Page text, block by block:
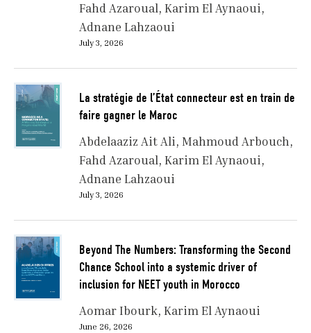
Fahd Azaroual Karim El Aynaoui
Adnane Lahzaoui
July 3, 2026
La stratégie de l’État connecteur est en train de
faire gagner le Maroc
Abdelaaziz Ait Ali Mahmoud Arbouch
Fahd Azaroual Karim El Aynaoui
Adnane Lahzaoui
July 3, 2026
Beyond The Numbers: Transforming the Second
Chance School into a systemic driver of
inclusion for NEET youth in Morocco
Aomar Ibourk Karim El Aynaoui
June 26, 2026